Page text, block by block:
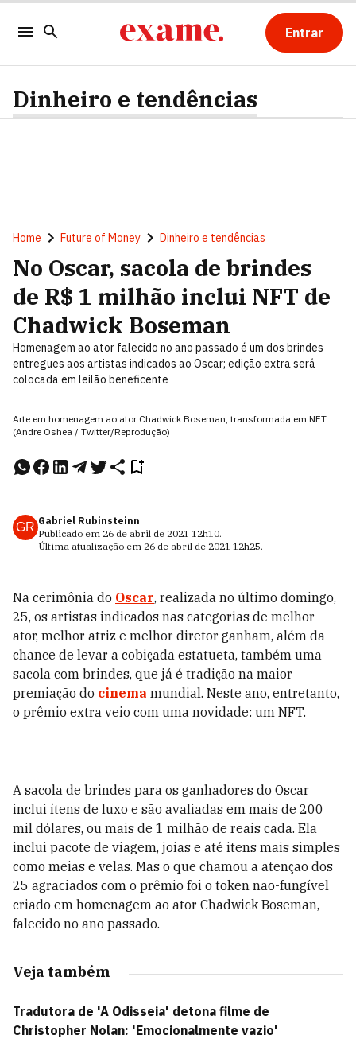
Entrar
Dinheiro e tendências
Home Future of Money Dinheiro e tendências
No Oscar, sacola de brindes
de R$ 1 milhão inclui NFT de
Chadwick Boseman
Homenagem ao ator falecido no ano passado é um dos brindes
entregues aos artistas indicados ao Oscar; edição extra será
colocada em leilão beneficente
Arte em homenagem ao ator Chadwick Boseman, transformada em NFT
(Andre Oshea / Twitter/Reprodução)
GR Gabriel Rubinsteinn
Publicado em 26 de abril de 2021 12h10.
Última atualização em 26 de abril de 2021 12h25.
Na cerimônia do Oscar, realizada no último domingo,
25, os artistas indicados nas categorias de melhor
ator, melhor atriz e melhor diretor ganham, além da
chance de levar a cobiçada estatueta, também uma
sacola com brindes, que já é tradição na maior
premiação do cinema mundial. Neste ano, entretanto,
o prêmio extra veio com uma novidade: um NFT.
A sacola de brindes para os ganhadores do Oscar
inclui ítens de luxo e são avaliadas em mais de 200
mil dólares, ou mais de 1 milhão de reais cada. Ela
inclui pacote de viagem, joias e até itens mais simples
como meias e velas. Mas o que chamou a atenção dos
25 agraciados com o prêmio foi o token não-fungível
criado em homenagem ao ator Chadwick Boseman,
falecido no ano passado.
Veja também
Tradutora de 'A Odisseia' detona filme de
Christopher Nolan: 'Emocionalmente vazio'